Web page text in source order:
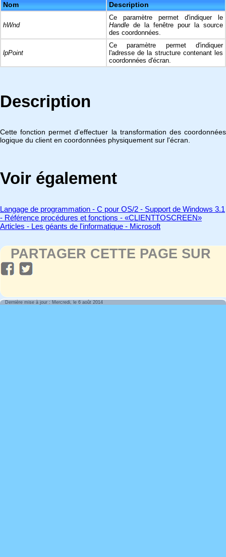
Nom Description
hWnd
Ce paramètre permet d'indiquer le
Handle de la fenêtre pour la source
des coordonnées.
lpPoint
Ce paramètre permet d'indiquer
l'adresse de la structure contenant les
coordonnées d'écran.
Description
Cette fonction permet d'effectuer la transformation des coordonnées
logique du client en coordonnées physiquement sur l'écran.
Voir également
Langage de programmation - C pour OS/2 - Support de Windows 3.1
- Référence procédures et fonctions - «CLIENTTOSCREEN»
Articles - Les géants de l'informatique - Microsoft
PARTAGER CETTE PAGE SUR
Dernière mise à jour : Mercredi, le 6 août 2014